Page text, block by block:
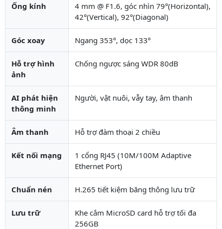
Ống kính
4 mm @ F1.6, góc nhìn 79°(Horizontal),
42°(Vertical), 92°(Diagonal)
Góc xoay Ngang 353°, dọc 133°
Hỗ trợ hình
ảnh
Chống ngược sáng WDR 80dB
AI phát hiện
thông minh
Người, vật nuôi, vẫy tay, âm thanh
Âm thanh Hỗ trợ đàm thoại 2 chiều
Kết nối mạng
1 cổng RJ45 (10M/100M Adaptive
Ethernet Port)
Chuẩn nén H.265 tiết kiệm băng thông lưu trữ
Lưu trữ
Khe cắm MicroSD card hỗ trợ tối đa
256GB